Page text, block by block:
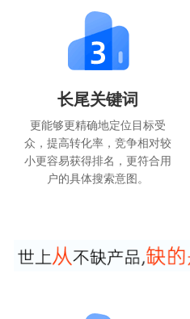
长尾关键词
更能够更精确地定位目标受
众，提高转化率，竞争相对较
小更容易获得排名，更符合用
户的具体搜索意图。